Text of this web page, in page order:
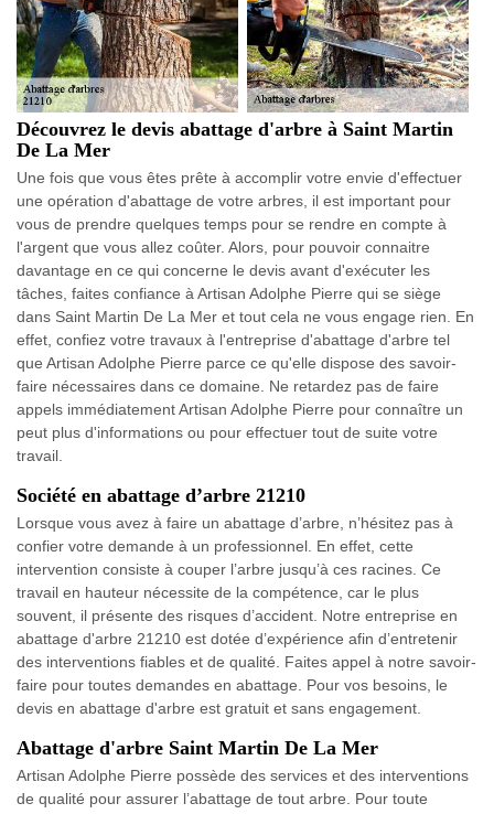
Découvrez le devis abattage d'arbre à Saint Martin
De La Mer
Une fois que vous êtes prête à accomplir votre envie d'effectuer
une opération d'abattage de votre arbres, il est important pour
vous de prendre quelques temps pour se rendre en compte à
l'argent que vous allez coûter. Alors, pour pouvoir connaitre
davantage en ce qui concerne le devis avant d'exécuter les
tâches, faites confiance à Artisan Adolphe Pierre qui se siège
dans Saint Martin De La Mer et tout cela ne vous engage rien. En
effet, confiez votre travaux à l'entreprise d'abattage d'arbre tel
que Artisan Adolphe Pierre parce ce qu'elle dispose des savoir-
faire nécessaires dans ce domaine. Ne retardez pas de faire
appels immédiatement Artisan Adolphe Pierre pour connaître un
peut plus d'informations ou pour effectuer tout de suite votre
travail.
Société en abattage d’arbre 21210
Lorsque vous avez à faire un abattage d’arbre, n’hésitez pas à
confier votre demande à un professionnel. En effet, cette
intervention consiste à couper l’arbre jusqu’à ces racines. Ce
travail en hauteur nécessite de la compétence, car le plus
souvent, il présente des risques d’accident. Notre entreprise en
abattage d'arbre 21210 est dotée d’expérience afin d’entretenir
des interventions fiables et de qualité. Faites appel à notre savoir-
faire pour toutes demandes en abattage. Pour vos besoins, le
devis en abattage d'arbre est gratuit et sans engagement.
Abattage d'arbre Saint Martin De La Mer
Artisan Adolphe Pierre possède des services et des interventions
de qualité pour assurer l’abattage de tout arbre. Pour toute